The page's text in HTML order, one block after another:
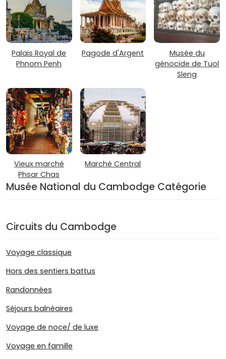
Palais Royal de
Phnom Penh
Pagode d'Argent
Musée du
génocide de Tuol
Sleng
Vieux marché
Phsar Chas
Marché Central
Musée National du Cambodge Catégorie
Circuits du Cambodge
Voyage classique
Hors des sentiers battus
Randonnées
Séjours balnéaires
Voyage de noce/ de luxe
Voyage en famille